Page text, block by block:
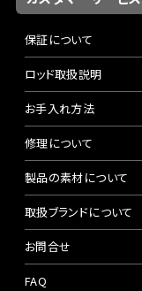
保証について
ロッド取扱説明
お手入れ方法
修理について
製品の素材について
取扱ブランドについて
お問合せ
FAQ